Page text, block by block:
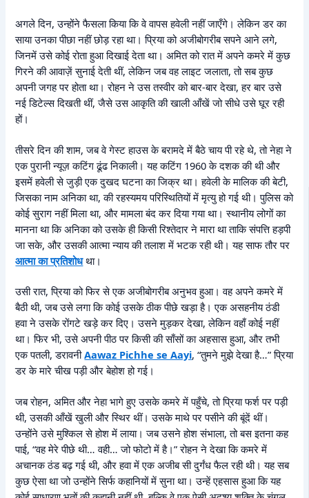
अगले दिन, उन्होंने फैसला किया कि वे वापस हवेली नहीं जाएँगे। लेकिन डर का
साया उनका पीछा नहीं छोड़ रहा था। प्रिया को अजीबोगरीब सपने आने लगे,
जिनमें उसे कोई रोता हुआ दिखाई देता था। अमित को रात में अपने कमरे में कुछ
गिरने की आवाज़ें सुनाई देती थीं, लेकिन जब वह लाइट जलाता, तो सब कुछ
अपनी जगह पर होता था। रोहन ने उस तस्वीर को बार-बार देखा, हर बार उसे
नई डिटेल्स दिखती थीं, जैसे उस आकृति की खाली आँखें जो सीधे उसे घूर रही
हों।
तीसरे दिन की शाम, जब वे गेस्ट हाउस के बरामदे में बैठे चाय पी रहे थे, तो नेहा ने
एक पुरानी न्यूज़ कटिंग ढूंढ निकाली। यह कटिंग 1960 के दशक की थी और
इसमें हवेली से जुड़ी एक दुखद घटना का जिक्र था। हवेली के मालिक की बेटी,
जिसका नाम अनिका था, की रहस्यमय परिस्थितियों में मृत्यु हो गई थी। पुलिस को
कोई सुराग नहीं मिला था, और मामला बंद कर दिया गया था। स्थानीय लोगों का
मानना था कि अनिका को उसके ही किसी रिश्तेदार ने मारा था ताकि संपत्ति हड़पी
जा सके, और उसकी आत्मा न्याय की तलाश में भटक रही थी। यह साफ तौर पर
आत्मा का प्रतिशोधथा।
उसी रात, प्रिया को फिर से एक अजीबोगरीब अनुभव हुआ। वह अपने कमरे में
बैठी थी, जब उसे लगा कि कोई उसके ठीक पीछे खड़ा है। एक असहनीय ठंडी
हवा ने उसके रोंगटे खड़े कर दिए। उसने मुड़कर देखा, लेकिन वहाँ कोई नहीं
था। फिर भी, उसे अपनी पीठ पर किसी की साँसों का अहसास हुआ, और तभी
एक पतली, डरावनीAawaz Pichhe se Aayi, “तुमने मुझे देखा है…” प्रिया
डर के मारे चीख पड़ी और बेहोश हो गई।
जब रोहन, अमित और नेहा भागे हुए उसके कमरे में पहुँचे, तो प्रिया फर्श पर पड़ी
थी, उसकी आँखें खुली और स्थिर थीं। उसके माथे पर पसीने की बूंदें थीं।
उन्होंने उसे मुश्किल से होश में लाया। जब उसने होश संभाला, तो बस इतना कह
पाई, “वह मेरे पीछे थी… वही… जो फोटो में है।” रोहन ने देखा कि कमरे में
अचानक ठंड बढ़ गई थी, और हवा में एक अजीब सी दुर्गंध फैल रही थी। यह सब
कुछ ऐसा था जो उन्होंने सिर्फ कहानियों में सुना था। उन्हें एहसास हुआ कि यह